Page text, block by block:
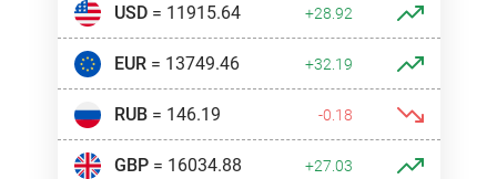
USD= 11915.64 +28.92
EUR= 13749.46 +32.19
RUB= 146.19 -0.18
GBP= 16034.88 +27.03